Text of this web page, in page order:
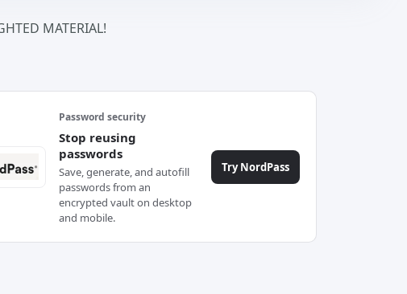
MATERIAL!
Password security
Stop reusing
passwords
Save, generate, and autofill
passwords from an
encrypted vault on desktop
and mobile.
Try NordPass